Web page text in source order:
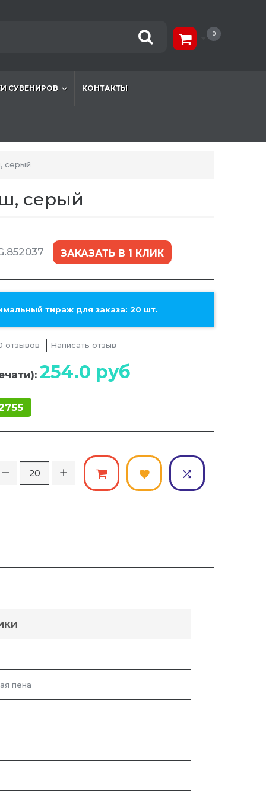
0
СУВЕНИРОВ КОНТАКТЫ
серый
серый
ЗАКАЗАТЬ В 1 КЛИК
тираж для заказа: 20 шт.
отзывов Написать отзыв
254.0 руб
пена